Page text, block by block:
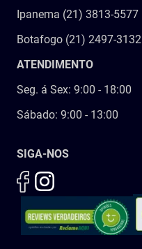
Ipanema (21) 3813-5577
Botafogo (21) 2497-3132
ATENDIMENTO
Seg. á Sex: 9:00 - 18:00
Sábado: 9:00 - 13:00
SIGA-NOS